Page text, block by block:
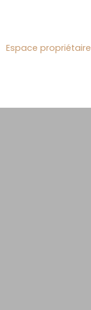
Espace propriétaire